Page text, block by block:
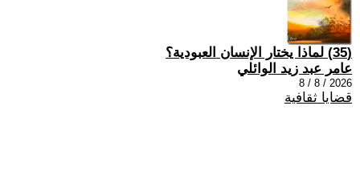
(35) لماذا يختار الإنسان العبودية؟
عامر عبد زيد الوائلي
2026 / 8 / 8
قضايا ثقافية